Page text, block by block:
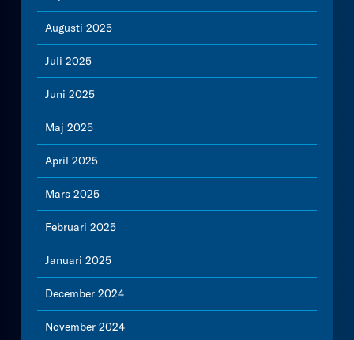
Augusti 2025
Juli 2025
Juni 2025
Maj 2025
April 2025
Mars 2025
Februari 2025
Januari 2025
December 2024
November 2024